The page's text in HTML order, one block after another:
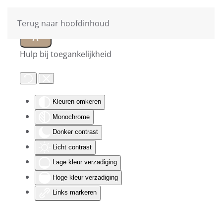
Hulp bij toegankelijkheid
Kleuren omkeren
Monochrome
Donker contrast
Licht contrast
Lage kleur verzadiging
Hoge kleur verzadiging
Links markeren
Terug naar hoofdinhoud